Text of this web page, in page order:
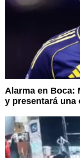
Alarma en Boca:
y presentará una